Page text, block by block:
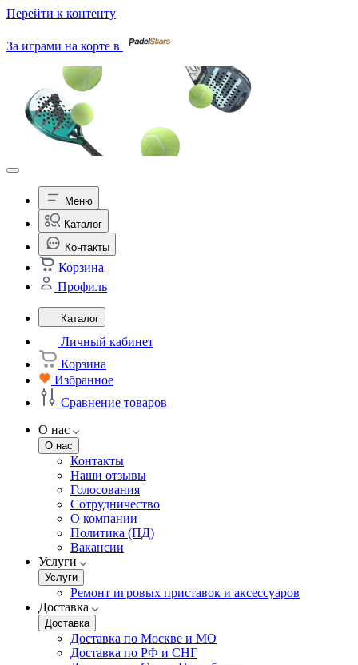
Перейти к контенту
За играми на корте в
Меню
Каталог
Контакты
Корзина
Профиль
Каталог
Личный кабинет
Корзина
Избранное
Сравнение товаров
О нас
О нас
Контакты
Наши отзывы
Голосования
Сотрудничество
О компании
Политика (ПД)
Вакансии
Услуги
Услуги
Ремонт игровых приставок и аксессуаров
Доставка
Доставка
Доставка по Москве и МО
Доставка по РФ и СНГ